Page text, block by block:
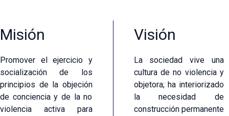
Misión
Promover el ejercicio y
socialización de los
principios de la objeción
de conciencia y de la no
violencia activa para
Visión
La sociedad vive una
cultura de no violencia y
objetora; ha interiorizado
la necesidad de
construcción permanente